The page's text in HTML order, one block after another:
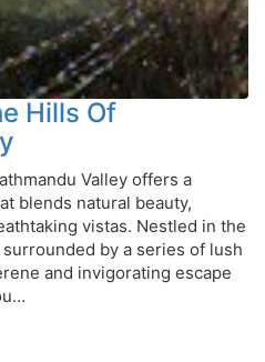
Hills Of
Valley offers a
blends natural beauty,
vistas. Nestled in the
by a series of lush
and invigorating escape